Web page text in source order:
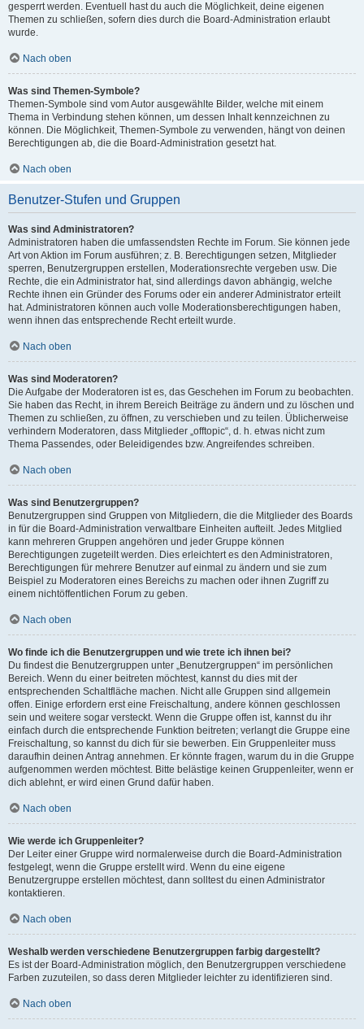
gesperrt werden. Eventuell hast du auch die Möglichkeit, deine eigenen
Themen zu schließen, sofern dies durch die Board-Administration erlaubt
wurde.
Nach oben
Was sind Themen-Symbole?
Themen-Symbole sind vom Autor ausgewählte Bilder, welche mit einem
Thema in Verbindung stehen können, um dessen Inhalt kennzeichnen zu
können. Die Möglichkeit, Themen-Symbole zu verwenden, hängt von deinen
Berechtigungen ab, die die Board-Administration gesetzt hat.
Nach oben
Benutzer-Stufen und Gruppen
Was sind Administratoren?
Administratoren haben die umfassendsten Rechte im Forum. Sie können jede
Art von Aktion im Forum ausführen; z. B. Berechtigungen setzen, Mitglieder
sperren, Benutzergruppen erstellen, Moderationsrechte vergeben usw. Die
Rechte, die ein Administrator hat, sind allerdings davon abhängig, welche
Rechte ihnen ein Gründer des Forums oder ein anderer Administrator erteilt
hat. Administratoren können auch volle Moderationsberechtigungen haben,
wenn ihnen das entsprechende Recht erteilt wurde.
Nach oben
Was sind Moderatoren?
Die Aufgabe der Moderatoren ist es, das Geschehen im Forum zu beobachten.
Sie haben das Recht, in ihrem Bereich Beiträge zu ändern und zu löschen und
Themen zu schließen, zu öffnen, zu verschieben und zu teilen. Üblicherweise
verhindern Moderatoren, dass Mitglieder „offtopic“, d. h. etwas nicht zum
Thema Passendes, oder Beleidigendes bzw. Angreifendes schreiben.
Nach oben
Was sind Benutzergruppen?
Benutzergruppen sind Gruppen von Mitgliedern, die die Mitglieder des Boards
in für die Board-Administration verwaltbare Einheiten aufteilt. Jedes Mitglied
kann mehreren Gruppen angehören und jeder Gruppe können
Berechtigungen zugeteilt werden. Dies erleichtert es den Administratoren,
Berechtigungen für mehrere Benutzer auf einmal zu ändern und sie zum
Beispiel zu Moderatoren eines Bereichs zu machen oder ihnen Zugriff zu
einem nichtöffentlichen Forum zu geben.
Nach oben
Wo finde ich die Benutzergruppen und wie trete ich ihnen bei?
Du findest die Benutzergruppen unter „Benutzergruppen“ im persönlichen
Bereich. Wenn du einer beitreten möchtest, kannst du dies mit der
entsprechenden Schaltfläche machen. Nicht alle Gruppen sind allgemein
offen. Einige erfordern erst eine Freischaltung, andere können geschlossen
sein und weitere sogar versteckt. Wenn die Gruppe offen ist, kannst du ihr
einfach durch die entsprechende Funktion beitreten; verlangt die Gruppe eine
Freischaltung, so kannst du dich für sie bewerben. Ein Gruppenleiter muss
daraufhin deinen Antrag annehmen. Er könnte fragen, warum du in die Gruppe
aufgenommen werden möchtest. Bitte belästige keinen Gruppenleiter, wenn er
dich ablehnt, er wird einen Grund dafür haben.
Nach oben
Wie werde ich Gruppenleiter?
Der Leiter einer Gruppe wird normalerweise durch die Board-Administration
festgelegt, wenn die Gruppe erstellt wird. Wenn du eine eigene
Benutzergruppe erstellen möchtest, dann solltest du einen Administrator
kontaktieren.
Nach oben
Weshalb werden verschiedene Benutzergruppen farbig dargestellt?
Es ist der Board-Administration möglich, den Benutzergruppen verschiedene
Farben zuzuteilen, so dass deren Mitglieder leichter zu identifizieren sind.
Nach oben